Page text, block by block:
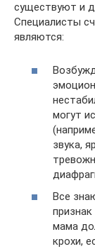
существуют и
Специалисты
являются:
могут
звука,
Все
мама
крохи,